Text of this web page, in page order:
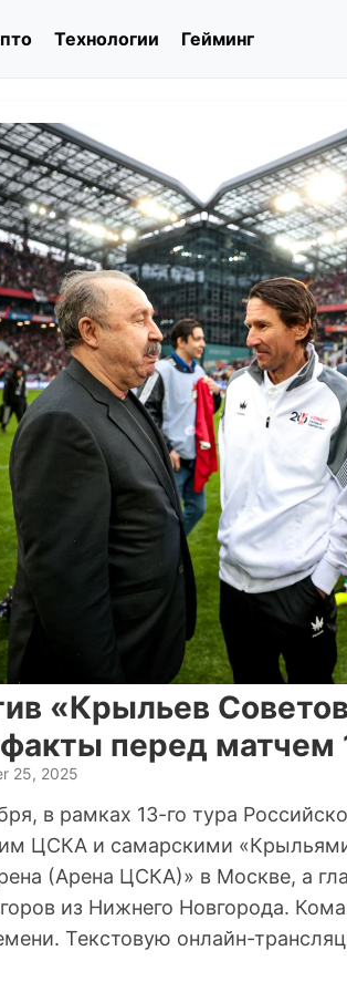
Технологии Гейминг
«Крыльев
перед матчем
25, 2025
в рамках 13-го тура
ЦСКА и самарскими «Крыльями
(Арена ЦСКА)» в Москве, а
из Нижнего Новгорода.
Текстовую онлайн-